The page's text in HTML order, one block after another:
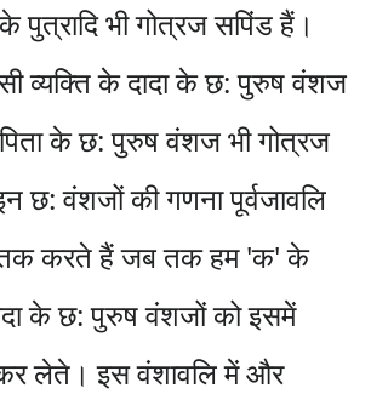
पुत्रादि भी गोत्रज सपिंड हैं।
व्यक्ति के दादा के छ: पुरुष वंशज
के छ: पुरुष वंशज भी गोत्रज
छ: वंशजों की गणना पूर्वजावलि
करते हैं जब तक हम 'क' के
के छ: पुरुष वंशजों को इसमें
कर लेते। इस वंशावलि में और